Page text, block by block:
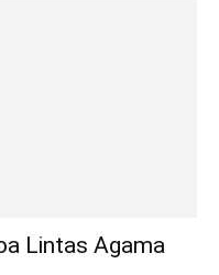
Lintas Agama